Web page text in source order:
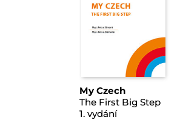
My Czech
The First Big Step
1. vydání